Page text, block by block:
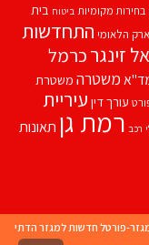
בחירות מקומיות ביטוח בית
הלאומי התחדשות
זינגרכרמל
משטרה משטרת
עורך דין עיריית
רכב רמת גן תאונות
פורטל חדשות למגזר הדתי